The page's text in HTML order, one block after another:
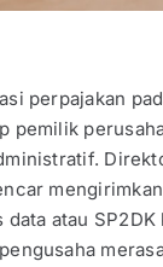
perpajakan
pemilik
data atau